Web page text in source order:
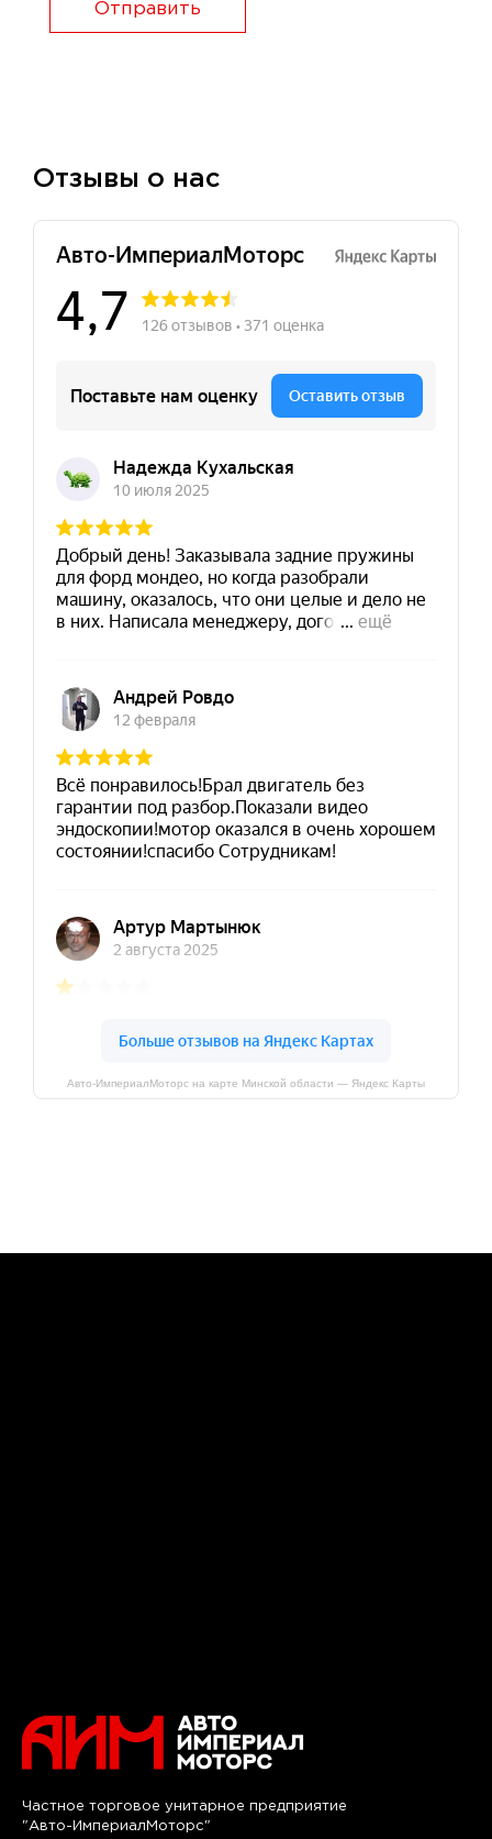
Отправить
Отзывы о нас
Авто-ИмпериалМоторс на карте Минской области — Яндекс Карты
Частное торговое унитарное предприятие
"Авто-ИмпериалМоторс"